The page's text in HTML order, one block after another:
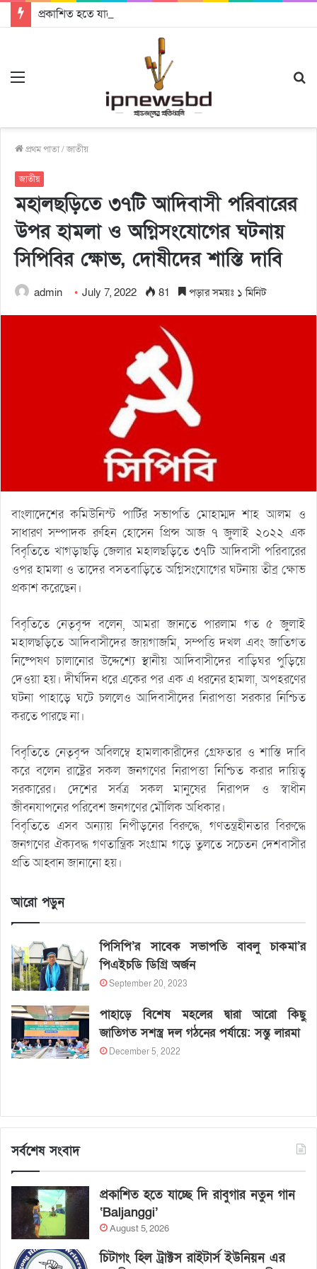
প্রকাশিত হতে যাচ্ছে দি রাবুগার নতুন গান ‘Baljanggi’
প্রথম পাতা/জাতীয়
জাতীয়
মহালছড়িতে ৩৭টি আদিবাসী পরিবারের
উপর হামলা ও অগ্নিসংযোগের ঘটনায়
সিপিবির ক্ষোভ, দোষীদের শাস্তি দাবি
admin July 7, 2022 81 পড়ার সময়ঃ ১ মিনিট
বাংলাদেশের কমিউনিস্ট পার্টির সভাপতি মোহাম্মদ শাহ আলম ও
সাধারণ সম্পাদক রুহিন হোসেন প্রিন্স আজ ৭ জুলাই ২০২২ এক
বিবৃতিতে খাগড়াছড়ি জেলার মহালছড়িতে ৩৭টি আদিবাসী পরিবারের
ওপর হামলা ও তাদের বসতবাড়িতে অগ্নিসংযোগের ঘটনায় তীব্র ক্ষোভ
প্রকাশ করেছেন।
বিবৃতিতে নেতৃবৃন্দ বলেন, আমরা জানতে পারলাম গত ৫ জুলাই
মহালছড়িতে আদিবাসীদের জায়গাজমি, সম্পত্তি দখল এবং জাতিগত
নিষ্পেষণ চালানোর উদ্দেশ্যে স্থানীয় আদিবাসীদের বাড়িঘর পুড়িয়ে
দেওয়া হয়। দীর্ঘদিন ধরে একের পর এক এ ধরনের হামলা, অপহরণের
ঘটনা পাহাড়ে ঘটে চললেও আদিবাসীদের নিরাপত্তা সরকার নিশ্চিত
করতে পারছে না।
বিবৃতিতে নেতৃবৃন্দ অবিলম্বে হামলাকারীদের গ্রেফতার ও শাস্তি দাবি
করে বলেন রাষ্ট্রের সকল জনগণের নিরাপত্তা নিশ্চিত করার দায়িত্ব
সরকারের। দেশের সর্বত্র সকল মানুষের নিরাপদ ও স্বাধীন
জীবনযাপনের পরিবেশ জনগণের মৌলিক অধিকার।
বিবৃতিতে এসব অন্যায় নিপীড়নের বিরুদ্ধে, গণতন্ত্রহীনতার বিরুদ্ধে
জনগণের ঐক্যবদ্ধ গণতান্ত্রিক সংগ্রাম গড়ে তুলতে সচেতন দেশবাসীর
প্রতি আহ্বান জানানো হয়।
আরো পড়ুন
পিসিপি’র সাবেক সভাপতি বাবলু চাকমা’র
পিএইচডি ডিগ্রি অর্জন
September 20, 2023
পাহাড়ে বিশেষ মহলের দ্বারা আরো কিছু
জাতিগত সশস্ত্র দল গঠনের পর্যায়ে: সন্তু লারমা
December 5, 2022
সর্বশেষ সংবাদ
প্রকাশিত হতে যাচ্ছে দি রাবুগার নতুন গান
‘Baljanggi’
August 5, 2026
চিটাগং হিল ট্রাক্টস রাইটার্স ইউনিয়ন এর